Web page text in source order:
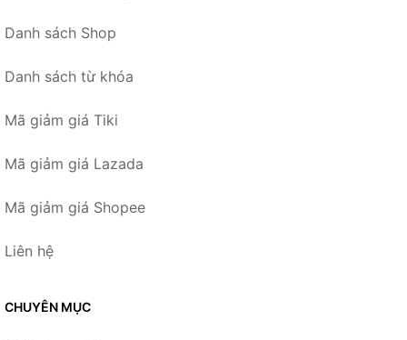
Danh sách Shop
Danh sách từ khóa
Mã giảm giá Tiki
Mã giảm giá Lazada
Mã giảm giá Shopee
Liên hệ
CHUYÊN MỤC